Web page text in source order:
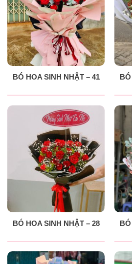
BÓ HOA SINH NHẬT – 41
BÓ HOA SINH NHẬT – 28